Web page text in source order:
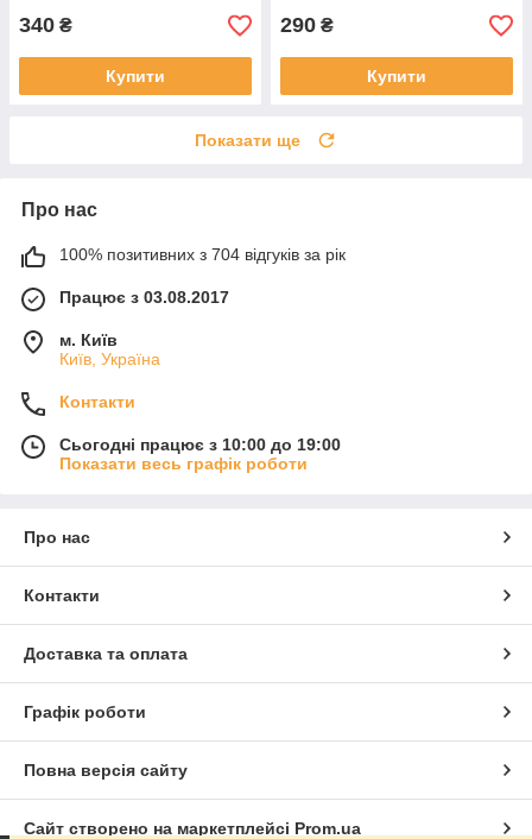
340 ₴
Купити
290 ₴
Купити
Показати ще
Про нас
100% позитивних з 704 відгуків за рік
Працює з 03.08.2017
м. Київ
Київ, Україна
Контакти
Сьогодні працює з 10:00 до 19:00
Показати весь графік роботи
Про нас
Контакти
Доставка та оплата
Графік роботи
Повна версія сайту
Сайт створено на маркетплейсі Prom.ua